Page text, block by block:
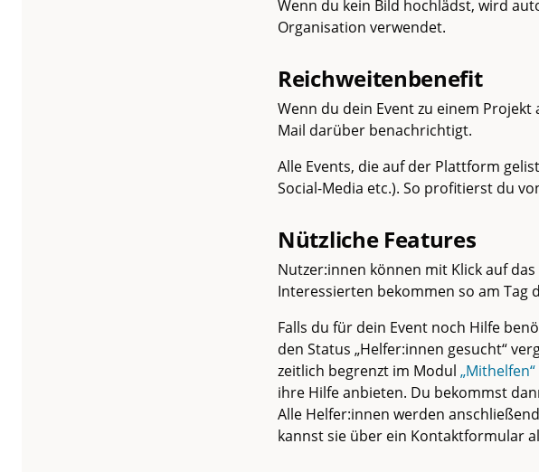
Wenn du kein Bild hochlädst, wird
Organisation verwendet.
Reichweitenbenefit
Wenn du dein Event zu einem Projekt
Mail darüber benachrichtigt.
Alle Events, die auf der Plattform
Social-Media etc.). So profitierst du
Nützliche Features
Nutzer:innen können mit Klick auf
Interessierten bekommen so am Tag
Falls du für dein Event noch Hilfe
den Status „Helfer:innen gesucht“
zeitlich begrenzt im Modul „Mithelfen“
ihre Hilfe anbieten. Du bekommst
Alle Helfer:innen werden
kannst sie über ein Kontaktformular